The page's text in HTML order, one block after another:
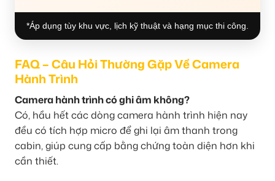
*Áp dụng tùy khu vực, lịch kỹ thuật và hạng mục thi công.
FAQ – Câu Hỏi Thường Gặp Về Camera
Hành Trình
Camera hành trình có ghi âm không?
Có, hầu hết các dòng camera hành trình hiện nay
đều có tích hợp micro để ghi lại âm thanh trong
cabin, giúp cung cấp bằng chứng toàn diện hơn khi
cần thiết.